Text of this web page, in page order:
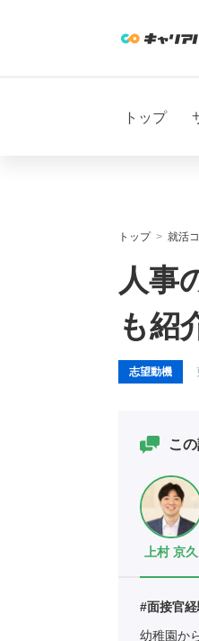
トップ
トップ 就活
人事
も紹
志望動機
こ
上村 京久
#面接官経
幼稚園か